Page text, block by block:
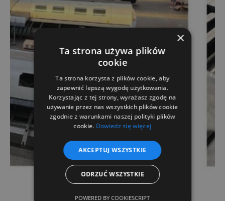
×
Ta strona używa plików
cookie
Ta strona korzysta z plików cookie, aby
zapewnić lepszą wygodę użytkowania.
Korzystając z tej strony, wyrażasz zgodę na
używanie przez nas wszystkich plików cookie
zgodnie z warunkami naszej polityki plików
cookie. Dowiedz się więcej
AKCEPTUJ WSZYSTKIE
ODRZUĆ WSZYSTKIE
POWERED BY COOKIESCRIPT